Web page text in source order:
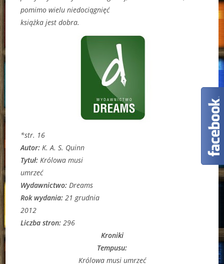
pomimo wielu niedociągnięć
książka jest dobra.
*str. 16
Autor: K. A. S. Quinn
Tytuł: Królowa musi
umrzeć
Wydawnictwo: Dreams
Rok wydania:21 grudnia
2012
Liczba stron:296
Kroniki
Tempusu:
Królowa musi umrzeć